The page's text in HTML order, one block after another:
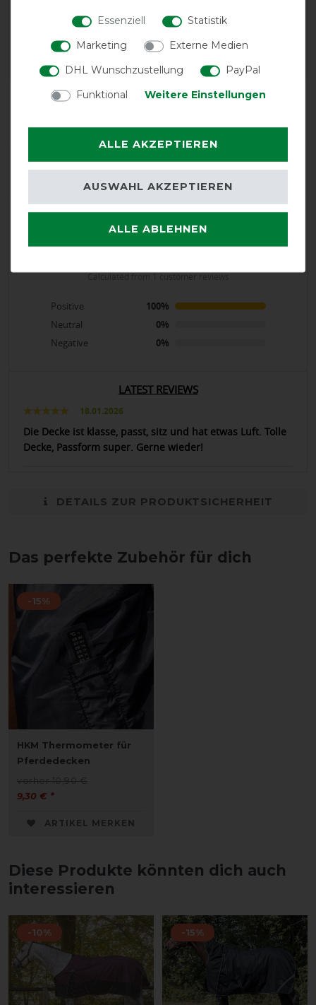
HKM Highneckdecke
135
Product Reviews
1
5/5
product experience
calculated from 1 customer reviews
Positive
100%
Neutral
0%
Negative
0%
LATEST REVIEWS
18.01.2026
Die Decke ist klasse, passt, sitz und hat etwas Luft. Tolle
Decke, Passform super. Gerne wieder!
DETAILS ZUR PRODUKTSICHERHEIT
Das perfekte Zubehör für dich
-15%
HKM Thermometer für
Pferdedecken
vorher 10,90 €
9,30 € *
ARTIKEL MERKEN
Diese Produkte könnten dich auch
interessieren
-10% -15%
Essenziell
Statistik
Marketing
Externe Medien
DHL Wunschzustellung
PayPal
Funktional
Weitere Einstellungen
ALLE AKZEPTIEREN
ALLE ABLEHNEN
AUSWAHL AKZEPTIEREN